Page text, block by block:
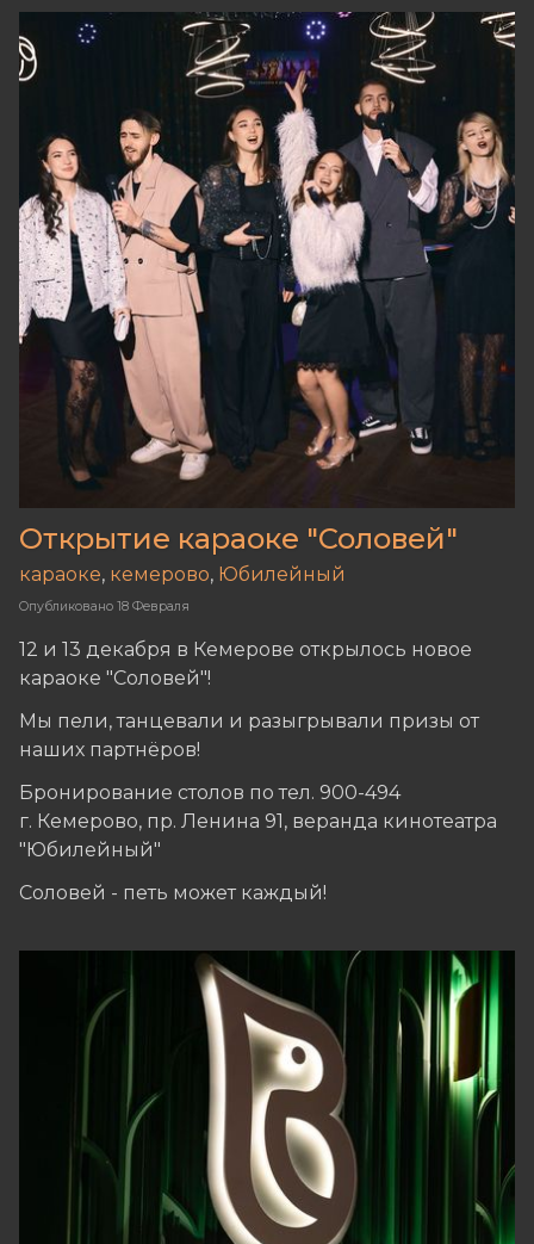
Открытие караоке "Соловей"
Опубликовано 18 Февраля
караоке, кемерово, Юбилейный
12 и 13 декабря в Кемерове открылось новое
караоке "Соловей"!
Мы пели, танцевали и разыгрывали призы от
наших партнёров!
Бронирование столов по тел. 900-494
г. Кемерово, пр. Ленина 91, веранда кинотеатра
"Юбилейный"
Соловей - петь может каждый!